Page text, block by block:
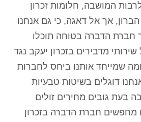
המושבה, חלומות זכרון
הברון, אך אל דאגה, כי גם אנחנו
חברת הדברה בטוחה תוכלו
מדבירים בזכרון יעקב נגד
שמייחד אותנו ביחס לחברות
דוגלים בשיטות טבעיות
בעת גובים מחירים זולים
חברת הדברה בזכרון